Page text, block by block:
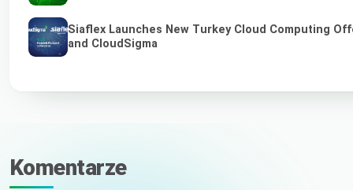
Siaflex Launches New Turkey Cloud Computing
and CloudSigma
Komentarze